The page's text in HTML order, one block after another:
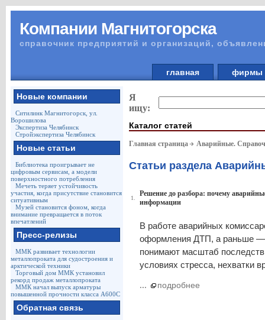
Компании Магнитогорска
справочник предприятий и организаций,
главная
Новые компании
Ситилинк Магнитогорск, ул.
Ворошилова
Экспертиза Челябинск
Стройэкспертиза Челябинск
Новые статьи
Библиотека проигрывает не
цифровым сервисам, а модели
поверхностного потребления
Мечеть теряет устойчивость
участия, когда присутствие становится
ситуативным
Музей становится фоном, когда
внимание превращается в поток
впечатлений
Пресс-релизы
ММК развивает технологии
металлопроката для судостроения и
арктической техники
Торговый дом ММК установил
рекорд продаж металлопроката
ММК начал выпуск арматуры
повышенной прочности класса А600С
Обратная связь
Я
ищу:
Каталог статей
Главная страница Аварийные.
Статьи раздела
1.
Решение до разбора: почему
информации
В работе аварийных
оформления ДТП, а раньше —
понимают масштаб
условиях стресса, нехватки
... подробнее